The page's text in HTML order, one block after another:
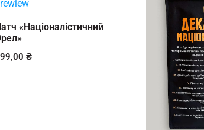
«Націоналістичний
₴